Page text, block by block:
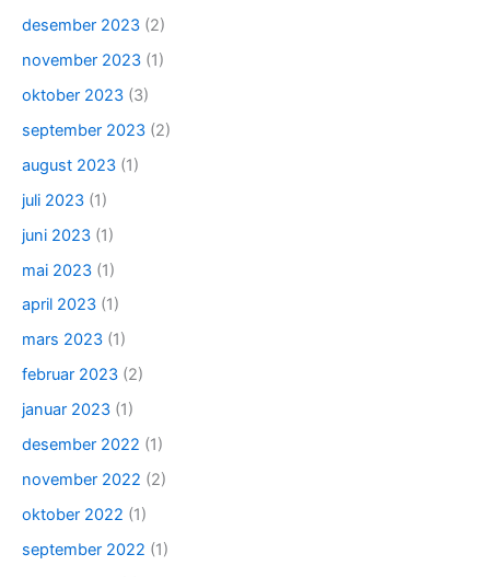
desember 2023 (2)
november 2023 (1)
oktober 2023 (3)
september 2023 (2)
august 2023 (1)
juli 2023 (1)
juni 2023 (1)
mai 2023 (1)
april 2023 (1)
mars 2023 (1)
februar 2023 (2)
januar 2023 (1)
desember 2022 (1)
november 2022 (2)
oktober 2022 (1)
september 2022 (1)